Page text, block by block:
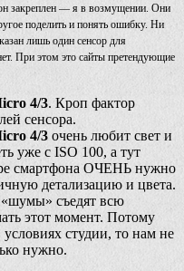
закреплен — я в возмущении. Они
поделить и понять ошибку. Ни
лишь один сенсор для
При этом это сайты претендующие
4/3. Кроп фактор
сенсора.
4/3 очень любит свет и
уже с ISO 100, а тут
смартфона ОЧЕНЬ нужно
детализацию и цвета.
«шумы» съедят всю
этот момент. Потому
студии, то нам не
нужно.